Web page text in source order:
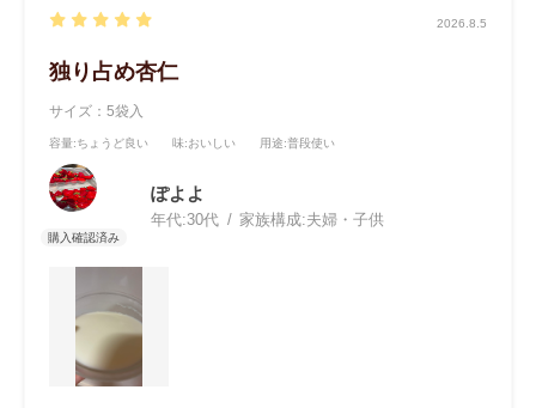
2026.8.5
独り占め杏仁
サイズ：5袋入
容量:ちょうど良い 味:おいしい 用途:普段使い
ぽよよ
年代:30代 家族構成:夫婦・子供